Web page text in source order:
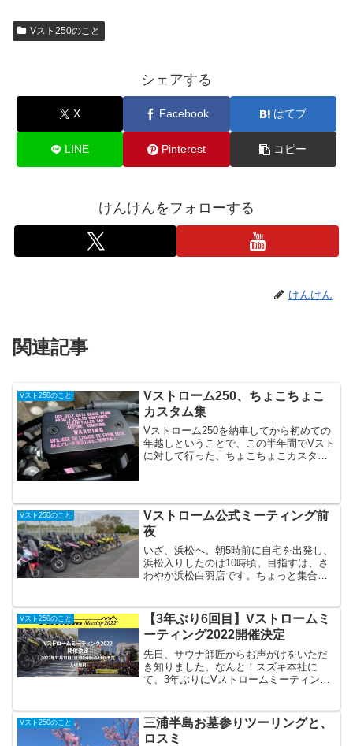
Vスト250のこと
シェアする
X Facebook はてブ
LINE Pinterest コピー
けんけんをフォローする
けんけん
関連記事
Vスト250のこと
Vストローム250、ちょこちょこ
カスタム集
Vストローム250を納車してから初めての
年越しということで、この半年間でVスト
に対して行った、ちょこちょこカスタム
ンも標準装備...
Vスト250のこと
Vストローム公式ミーティング前
夜
いざ、浜松へ。朝5時前に自宅を出発し、
浜松入りしたのは10時頃。目指すは、さ
わやか浜松白羽店です。ちょっと集合時
ちばん大きな「げんこつハンバーグ」に
しました。待つこと10分...
Vスト250のこと
【3年ぶり6回目】Vストロームミ
ーティング2022開催決定
先日、サウナ師匠からお声がけをいただ
き知りました。なんと！スズキ本社に
て、3年ぶりにVストロームミーティング
えてしまう不思議。新型コロナの影響で
2020年、2021年...
Vスト250のこと
三浦半島お墓参りツーリングと、
ロスミ